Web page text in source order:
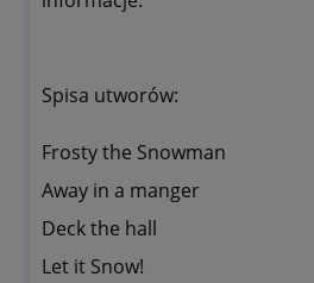
Spisa utworów:
Frosty the Snowman
Away in a manger
Deck the hall
Let it Snow!